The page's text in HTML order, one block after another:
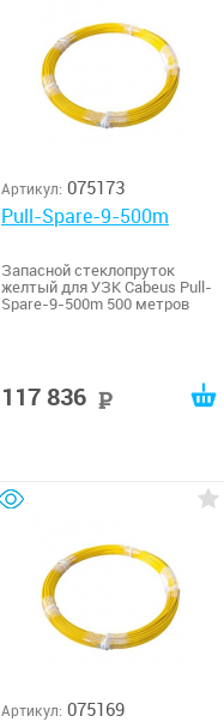
Артикул: 075173
Pull-Spare-9-500m
Запасной стеклопруток
желтый для УЗК Cabeus Pull-
Spare-9-500m 500 метров
117 836
Артикул: 075169